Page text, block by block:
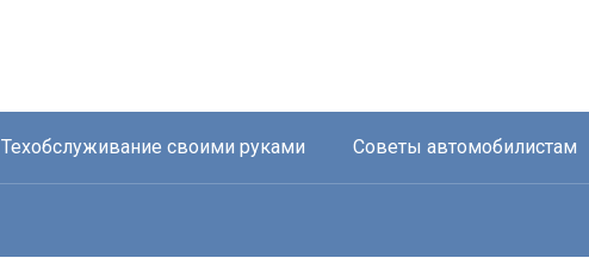
Техобслуживание своими руками Советы автомобилистам